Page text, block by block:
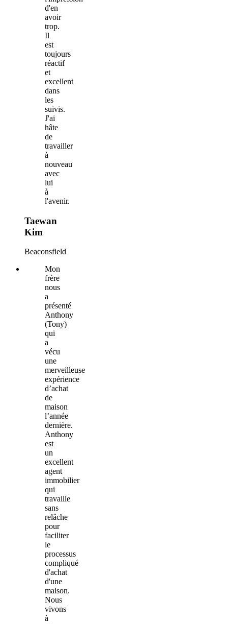
d'en
avoir
trop.
Il
est
toujours
réactif
et
excellent
dans
les
suivis.
J'ai
hâte
de
travailler
à
nouveau
avec
lui
à
l'avenir.
Taewan
Kim
Beaconsfield
Mon
frère
nous
a
présenté
Anthony
(Tony)
qui
a
vécu
une
merveilleuse
expérience
d’achat
de
maison
l’année
dernière.
Anthony
est
un
excellent
agent
immobilier
qui
travaille
sans
relâche
pour
faciliter
le
processus
compliqué
d'achat
d'une
maison.
Nous
vivons
à